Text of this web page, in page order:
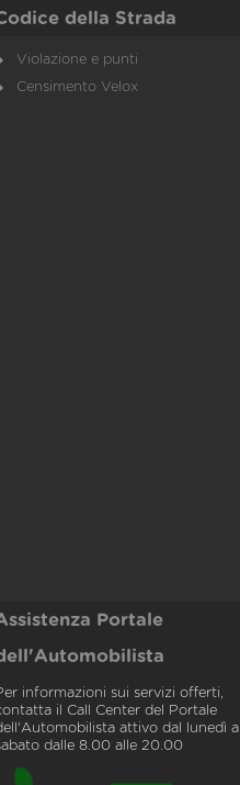
della Strada
Violazione e punti
Censimento Velox
Portale
informazioni sui servizi offerti,
il Call Center del Portale
attivo dal lunedì al
dalle 8.00 alle 20.00